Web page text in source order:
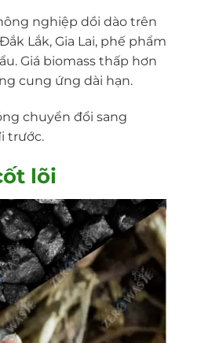
nghiệp dồi dào trên
Lắk, Gia Lai, phế phẩm
Giá biomass thấp hơn
cung ứng dài hạn.
chuyển đổi sang
trước.
lõi